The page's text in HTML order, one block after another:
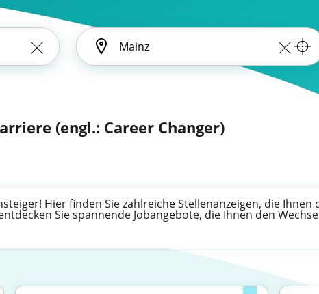
(engl.: Career Changer)
Hier finden Sie zahlreiche Stellenanzeigen, die Ihnen
Sie spannende Jobangebote, die Ihnen den